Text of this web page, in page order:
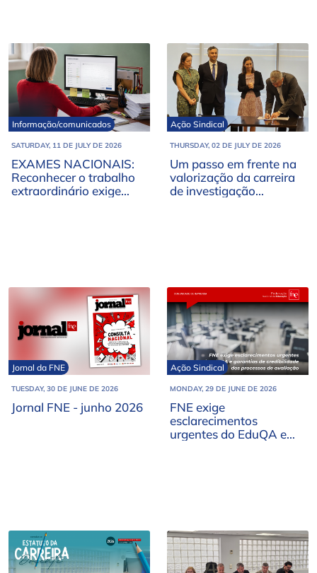
Informação/comunicados
SATURDAY, 11 DE JULY DE 2026
EXAMES NACIONAIS:
Reconhecer o trabalho
extraordinário exige
Ação Sindical
THURSDAY, 02 DE JULY DE 2026
Um passo em frente na
valorização da carreira
de investigação
Jornal da FNE
TUESDAY, 30 DE JUNE DE 2026
Jornal FNE - junho 2026
Ação Sindical
MONDAY, 29 DE JUNE DE 2026
FNE exige
esclarecimentos
urgentes do EduQA e